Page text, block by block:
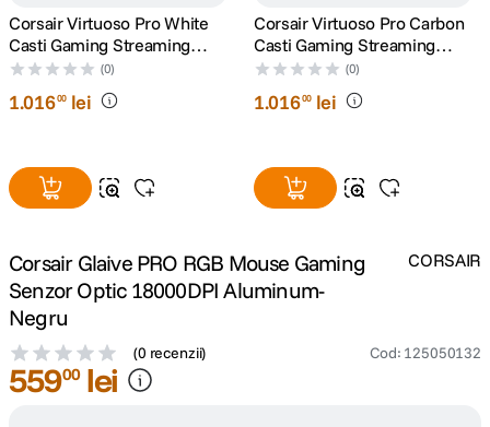
10 insta 360
Corsair Virtuoso Pro White
Casti Gaming Streaming
Open Back
(0)
1.01600 lei
Corsair Virtuoso Pro Carbon
Casti Gaming Streaming
Open Back
(0)
1.01600 lei
Corsair Glaive PRO RGB Mouse Gaming
Senzor Optic 18000DPI Aluminum-
Negru
(0 recenzii) Cod: 125050132
CORSAIR
55900 lei